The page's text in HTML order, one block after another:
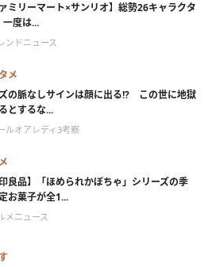
ァミリーマート×サンリオ】総勢26キャラクタ
度は...
ンドニュース
メ
の脈なしサインは顔に出る!? この世に地獄
とするな...
ルオアレディ3考察
印良品】「ほめられかぼちゃ」シリーズの季
お菓子が全1...
メニュース